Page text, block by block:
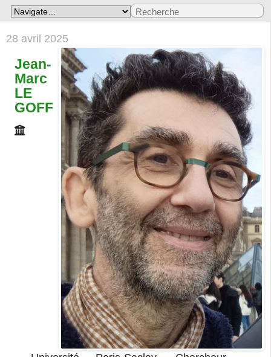
28 avril 2025
Jean-
Marc
LE
GOFF